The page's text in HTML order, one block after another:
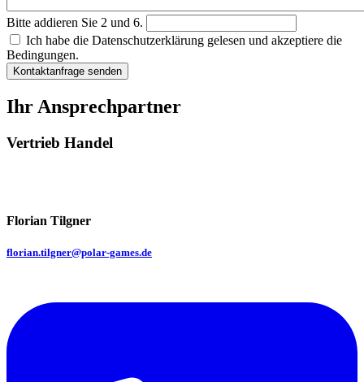
Bitte addieren Sie 2 und 6.
Ich habe die Datenschutzerklärung gelesen und akzeptiere die
Bedingungen.
Kontaktanfrage senden
Ihr Ansprechpartner
Vertrieb Handel
Florian Tilgner
florian.tilgner@polar-games.de